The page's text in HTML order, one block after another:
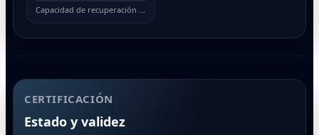
Capacidad de recuperación ante incidentes
CERTIFICACIÓN
Estado y validez